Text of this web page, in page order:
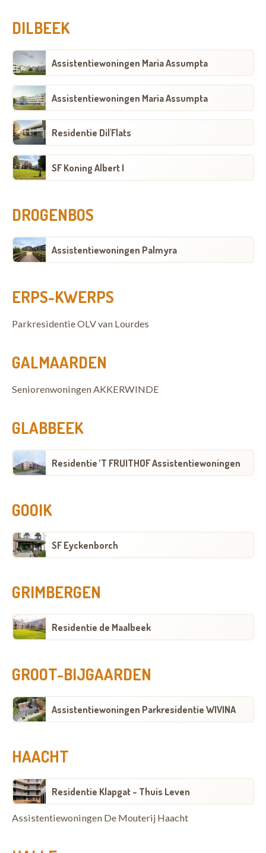
DILBEEK
Assistentiewoningen Maria Assumpta
Assistentiewoningen Maria Assumpta
Residentie Dil'Flats
SF Koning Albert I
DROGENBOS
Assistentiewoningen Palmyra
ERPS-KWERPS
Parkresidentie OLV van Lourdes
GALMAARDEN
Seniorenwoningen AKKERWINDE
GLABBEEK
Residentie ’T FRUITHOF Assistentiewoningen
GOOIK
SF Eyckenborch
GRIMBERGEN
Residentie de Maalbeek
GROOT-BIJGAARDEN
Assistentiewoningen Parkresidentie WIVINA
HAACHT
Residentie Klapgat - Thuis Leven
Assistentiewoningen De Mouterij Haacht